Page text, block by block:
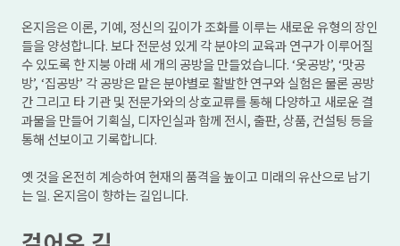
온지음은 이론, 기예, 정신의 깊이가 조화를 이루는 새로운 유형의 장인
들을 양성합니다. 보다 전문성 있게 각 분야의 교육과 연구가 이루어질
수 있도록 한 지붕 아래 세 개의 공방을 만들었습니다. ‘옷공방’, ‘맛공
방’, ‘집공방’ 각 공방은 맡은 분야별로 활발한 연구와 실험은 물론 공방
간 그리고 타 기관 및 전문가와의 상호교류를 통해 다양하고 새로운 결
과물을 만들어 기획실, 디자인실과 함께 전시, 출판, 상품, 컨설팅 등을
통해 선보이고 기록합니다.
옛 것을 온전히 계승하여 현재의 품격을 높이고 미래의 유산으로 남기
는 일. 온지음이 향하는 길입니다.